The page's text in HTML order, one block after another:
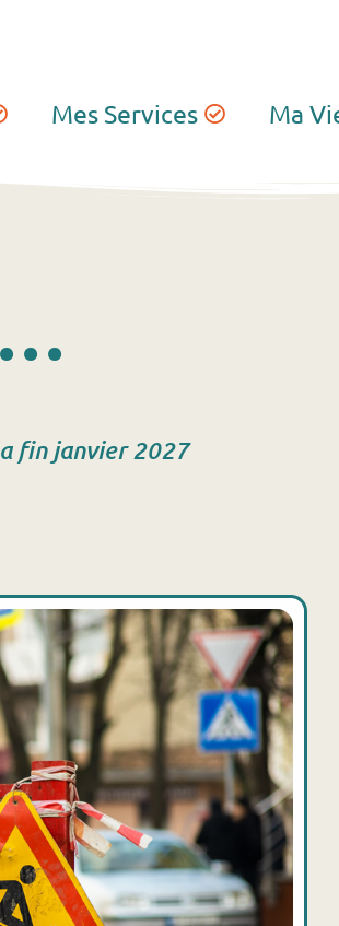
Mes Services Ma
...
fin janvier 2027
Date de début de l'événement:
12/08/2026
EN SAVOIR PLUS